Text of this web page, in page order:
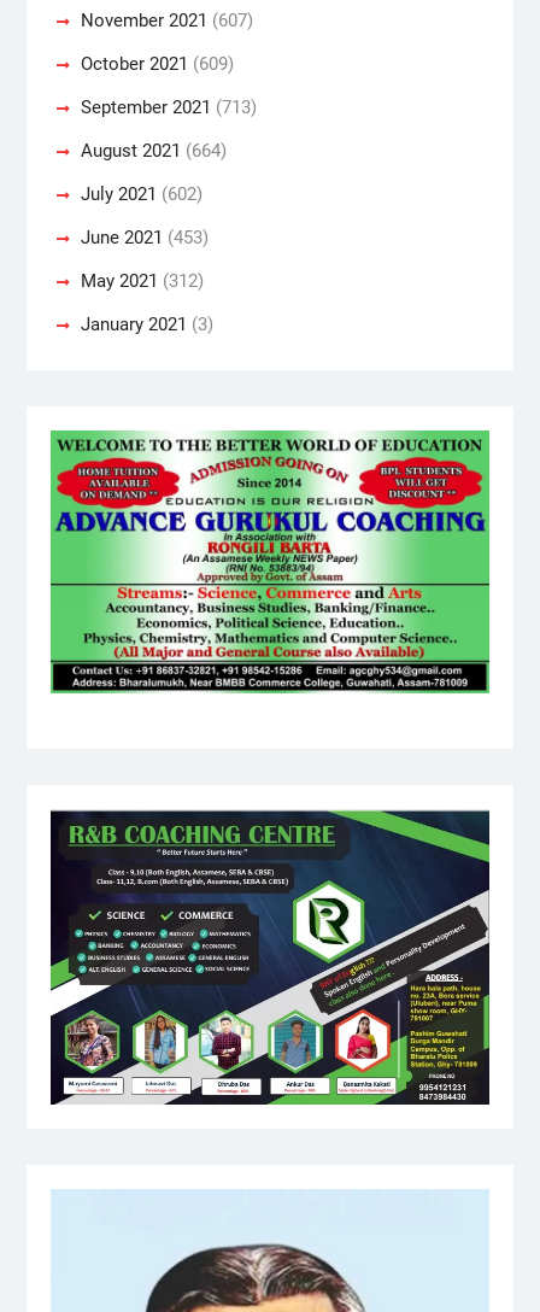
November 2021 (607)
October 2021 (609)
September 2021 (713)
August 2021 (664)
July 2021 (602)
June 2021 (453)
May 2021 (312)
January 2021 (3)